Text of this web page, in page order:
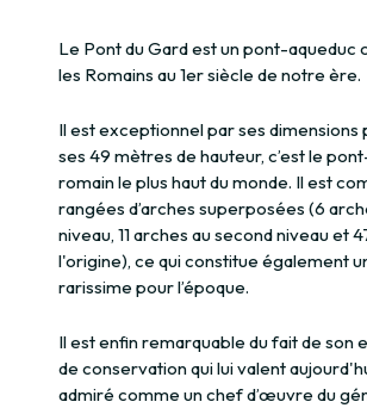
Le Pont du Gard est un pont-aqueduc
les Romains au 1er siècle de notre ère.
Il est exceptionnel par ses dimensions
ses 49 mètres de hauteur, c’est le
romain le plus haut du monde. Il est
rangées d’arches superposées (6
niveau, 11 arches au second niveau et
l'origine), ce qui constitue également
rarissime pour l’époque.
Il est enfin remarquable du fait de son
de conservation qui lui valent
admiré comme un chef d’œuvre du